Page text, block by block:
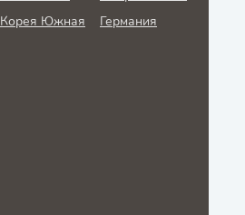
Корея Южная Германия